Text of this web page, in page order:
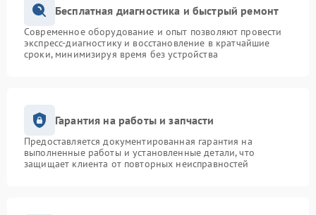
Бесплатная диагностика и быстрый ремонт
Современное оборудование и опыт позволяют провести
экспресс-диагностику и восстановление в кратчайшие
сроки, минимизируя время без устройства
Гарантия на работы и запчасти
Предоставляется документированная гарантия на
выполненные работы и установленные детали, что
защищает клиента от повторных неисправностей